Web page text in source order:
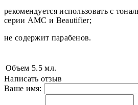
рекомендуется использовать с
серии AMC и Beautifier;
не содержит парабенов.
Объем 5.5 мл.
Написать отзыв
Ваше имя: